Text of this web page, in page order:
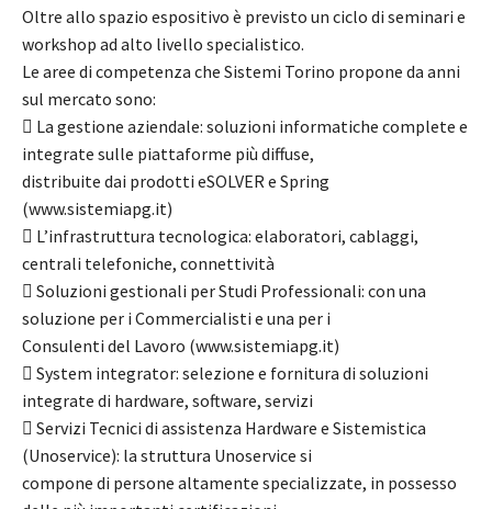
Oltre allo spazio espositivo è previsto un ciclo di seminari e
workshop ad alto livello specialistico.
Le aree di competenza che Sistemi Torino propone da anni
sul mercato sono:
 La gestione aziendale: soluzioni informatiche complete e
integrate sulle piattaforme più diffuse,
distribuite dai prodotti eSOLVER e Spring
(www.sistemiapg.it)
 L’infrastruttura tecnologica: elaboratori, cablaggi,
centrali telefoniche, connettività
 Soluzioni gestionali per Studi Professionali: con una
soluzione per i Commercialisti e una per i
Consulenti del Lavoro (www.sistemiapg.it)
 System integrator: selezione e fornitura di soluzioni
integrate di hardware, software, servizi
 Servizi Tecnici di assistenza Hardware e Sistemistica
(Unoservice): la struttura Unoservice si
compone di persone altamente specializzate, in possesso